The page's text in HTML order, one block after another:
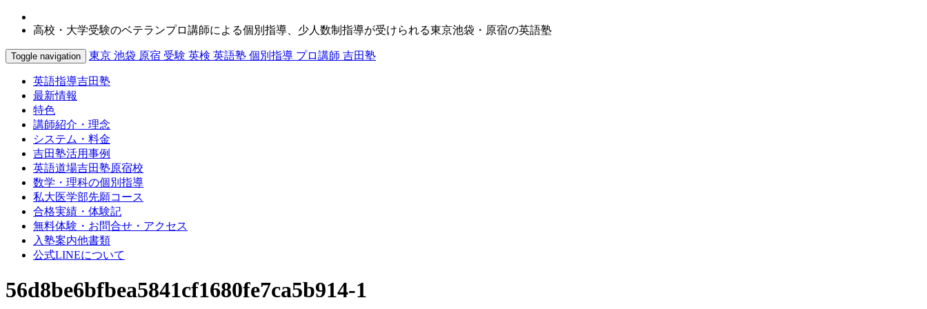
高校・大学受験のベテランプロ講師による個別指導、少人数制指導が受けられる東京池袋・原宿の英語塾
Toggle navigation 東京 池袋 原宿 受験 英検 英語塾 個別指導 プロ講師 吉田塾
英語指導吉田塾
最新情報
特色
講師紹介・理念
システム・料金
吉田塾活用事例
英語道場吉田塾原宿校
数学・理科の個別指導
私大医学部先願コース
合格実績・体験記
無料体験・お問合せ・アクセス
入塾案内他書類
公式LINEについて
56d8be6bfbea5841cf1680fe7ca5b914-1